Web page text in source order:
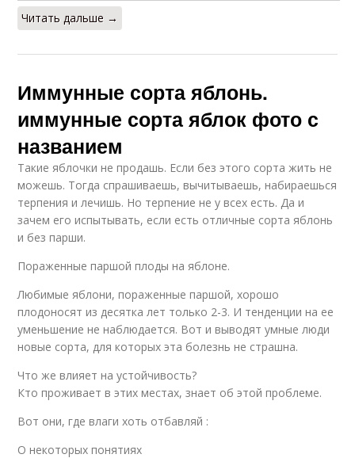
Читать дальше →
Иммунные сорта яблонь.
иммунные сорта яблок фото с
названием
Такие яблочки не продашь. Если без этого сорта жить не
можешь. Тогда спрашиваешь, вычитываешь, набираешься
терпения и лечишь. Но терпение не у всех есть. Да и
зачем его испытывать, если есть отличные сорта яблонь
и без парши.
Пораженные паршой плоды на яблоне.
Любимые яблони, пораженные паршой, хорошо
плодоносят из десятка лет только 2-3. И тенденции на ее
уменьшение не наблюдается. Вот и выводят умные люди
новые сорта, для которых эта болезнь не страшна.
Что же влияет на устойчивость?
Кто проживает в этих местах, знает об этой проблеме.
Вот они, где влаги хоть отбавляй :
О некоторых понятиях